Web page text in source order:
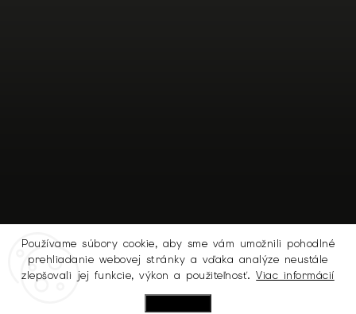
Používame súbory cookie, aby sme vám umožnili pohodlné
prehliadanie webovej stránky a vďaka analýze neustále
zlepšovali jej funkcie, výkon a použiteľnosť.Viac informácií
Sledovať na Instagrame